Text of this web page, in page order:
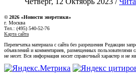
© 2026 «Новости энеретики»
г. Москва
Тел.: (495) 540-52-76
Карта сайта
Перепечатка материала с сайта без разрешения Редакции
объявлений и комментариев, размещенных пользователями
не несет. Вся информация носит справочный характер и не